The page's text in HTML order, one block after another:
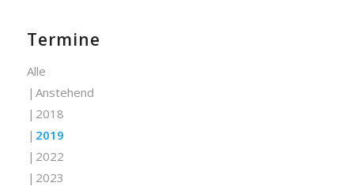
Termine
Alle
Anstehend
2018
2019
2022
2023